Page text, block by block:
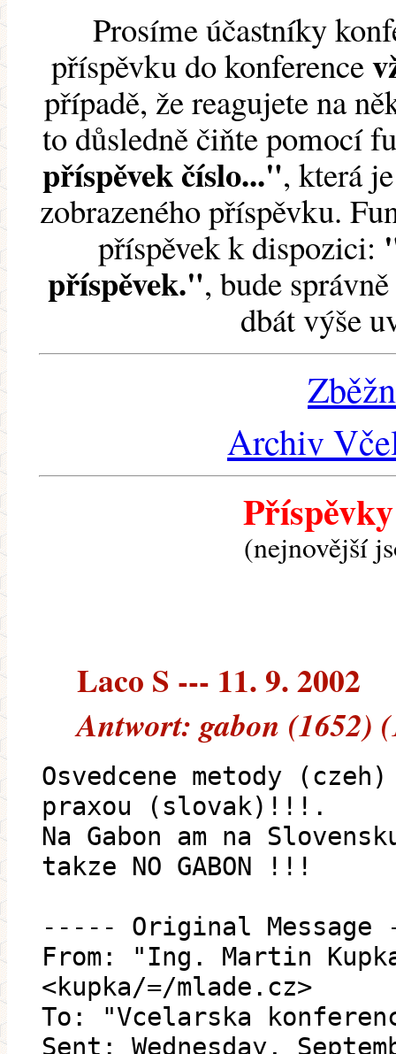
Prosíme účastníky
příspěvku do konference
případě, že reagujete na
to důsledně čiňte pomocí
příspěvek číslo...", která
zobrazeného příspěvku.
příspěvek k dispozici:
příspěvek.", bude
dbát výše
Archiv
(nejnovější
Laco S --- 11. 9. 2002
Antwort: gabon (1652)
Osvedcene metody
praxou (slovak)!!!.
Na Gabon am na
takze NO GABON !!!
----- Original
From: "Ing. Martin
<kupka/=/mlade.cz>
To: "Vcelarska
Sent: Wednesday,